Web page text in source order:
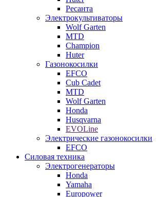
Ресанта
Электрокультиваторы
Wolf Garten
MTD
Champion
Huter
Газонокосилки
EFCO
Cub Cadet
MTD
Wolf Garten
Honda
Husqvarna
EVOLine
Электрические газонокосилки
EFCO
Силовая техника
Электрогенераторы
Honda
Yamaha
Europower